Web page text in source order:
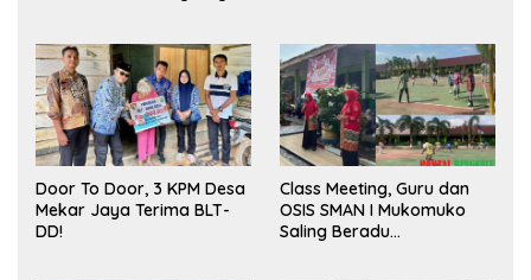
Door To Door, 3 KPM Desa
Mekar Jaya Terima BLT-
DD!
Class Meeting, Guru dan
OSIS SMAN I Mukomuko
Saling Beradu